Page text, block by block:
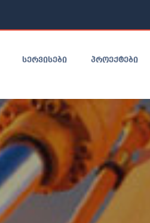
ᲡᲔᲠᲕᲘᲡᲔᲑᲘ ᲞᲠᲝᲔᲥᲢᲔᲑᲘ